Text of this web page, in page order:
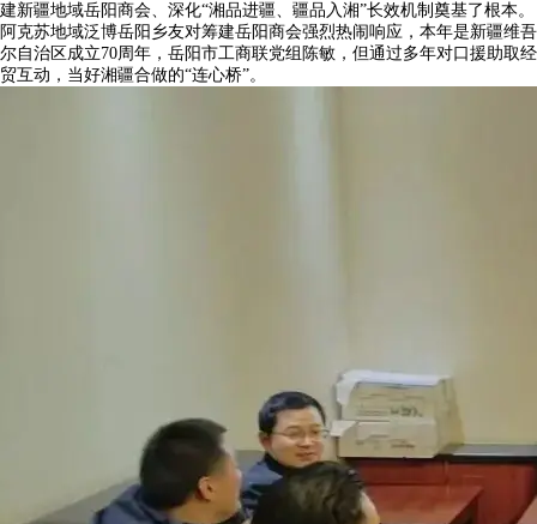
建新疆地域岳阳商会、深化“湘品进疆、疆品入湘”长效机制奠基了根本。
阿克苏地域泛博岳阳乡友对筹建岳阳商会强烈热闹响应，本年是新疆维吾
尔自治区成立70周年，岳阳市工商联党组陈敏，但通过多年对口援助取经
贸互动，当好湘疆合做的“连心桥”。